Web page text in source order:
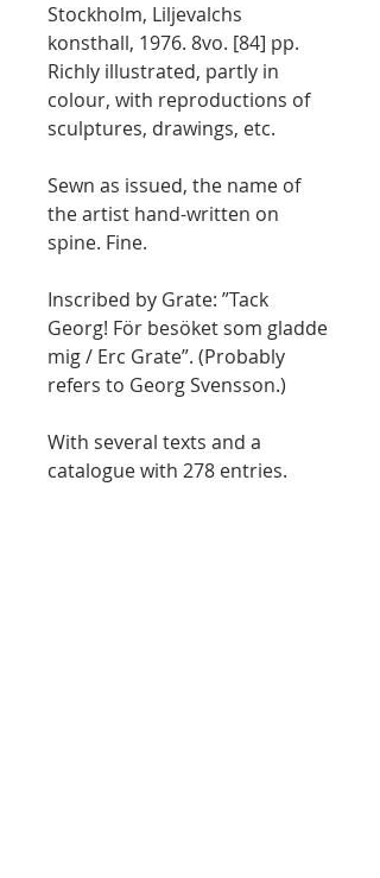
Stockholm, Liljevalchs
konsthall, 1976. 8vo. [84] pp.
Richly illustrated, partly in
colour, with reproductions of
sculptures, drawings, etc.
Sewn as issued, the name of
the artist hand-written on
spine. Fine.
Inscribed by Grate: ”Tack
Georg! För besöket som gladde
mig / Erc Grate”. (Probably
refers to Georg Svensson.)
With several texts and a
catalogue with 278 entries.